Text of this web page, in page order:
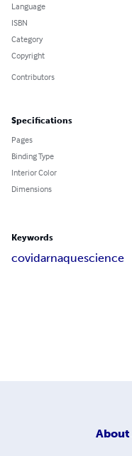
Language
ISBN
Category
Copyright
Contributors
Specifications
Pages
Binding Type
Interior Color
Dimensions
Keywords
covidarnaquescience
About